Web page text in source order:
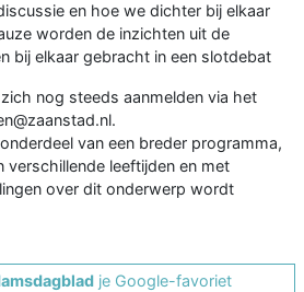
en hoe we dichter bij elkaar
worden de inzichten uit de
bij elkaar gebracht in een slotdebat
nog steeds aanmelden via het
van een breder programma,
verschillende leeftijden en met
over dit onderwerp wordt
je Google-favoriet